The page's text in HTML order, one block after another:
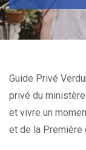
Guide Privé
privé du
et vivre un
et de la Première